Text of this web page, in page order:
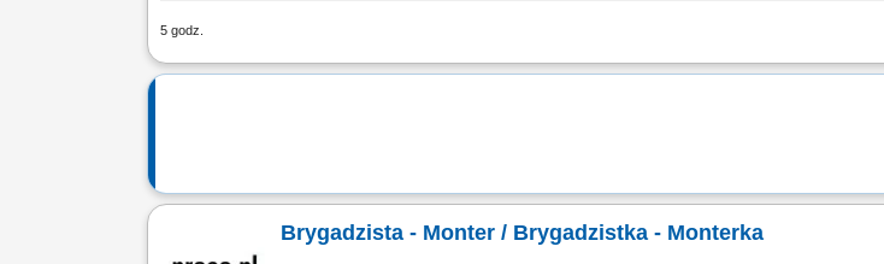
5 godz.
Budowa i montaż zewnętrznych sieci wodno-kanalizacyjnych; Kierowanie pracami
Brygadzista - Monter / Brygadzistka - Monterka